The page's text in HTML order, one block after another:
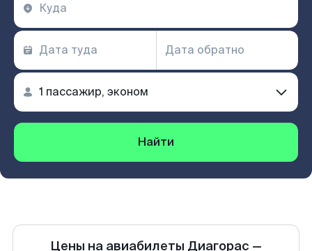
Найти
Цены на авиабилеты Диагорас —